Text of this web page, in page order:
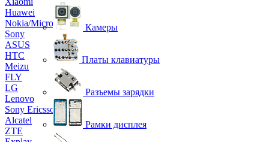
Huawei
Nokia/Microsoft
Sony
ASUS
HTC
Meizu
FLY
LG
Lenovo
Sony Ericsson
Alcatel
ZTE
Камеры
Платы клавиатуры
Разъемы зарядки
Рамки дисплея